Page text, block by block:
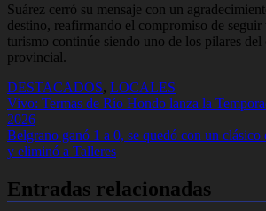
Suárez cerró su mensaje con un
destino, reafirmando el compromiso de seguir
turismo continúe siendo uno de los pilares del
provincial.
DESTACADOS, LOCALES
Navegación
de
entradas
Vivo: Termas de Río Hondo lanza la
2026
Belgrano ganó 1 a 0, se quedó con un
y eliminó a Talleres
Entradas relacionadas